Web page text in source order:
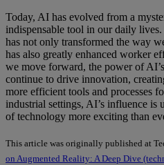
Today, AI has evolved from a
indispensable tool in our daily
has not only transformed the way
has also greatly enhanced worker
we move forward, the power of
continue to drive innovation,
more efficient tools and processes
industrial settings, AI’s influence is
of technology more exciting than
This article was originally published at
on Augmented Reality: A Deep Dive